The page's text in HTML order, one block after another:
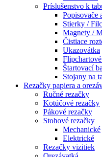
Príslušenstvo k
Popisovače
Stierky /
Magnety /
Čistiace
Ukazovátka
Štartovací
Stojany na
Rezačky papiera a
Ručné rezačky
Kotúčové rezačky
Pákové rezačky
Stohové rezačky
Mechanické
Elektrické
Rezačky vizitiek